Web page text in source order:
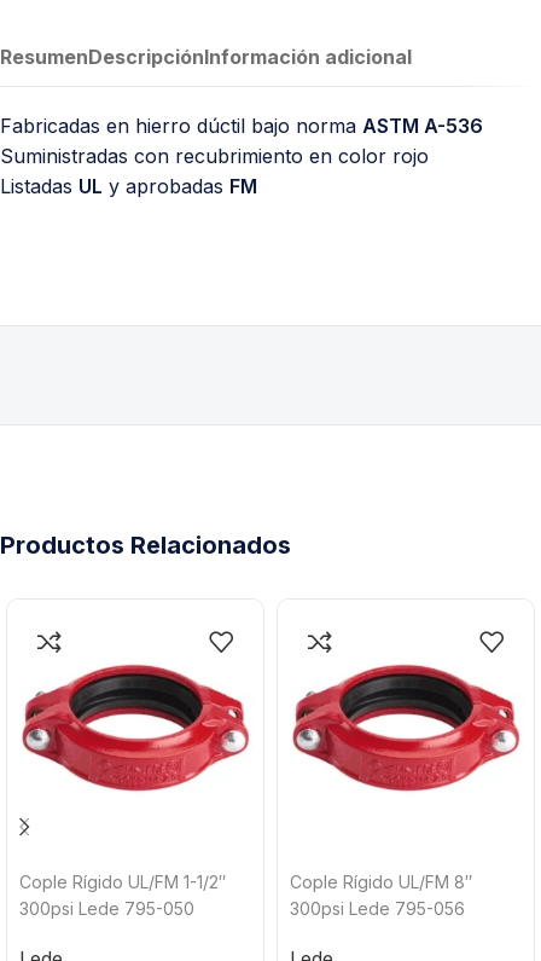
ResumenDescripciónInformación adicional
Fabricadas en hierro dúctil bajo norma ASTM A-536
Suministradas con recubrimiento en color rojo
Listadas UL y aprobadas FM
Productos Relacionados
Cople Rígido UL/FM 1-1/2″
300psi Lede 795-050
Cople Rígido UL/FM 8″
300psi Lede 795-056